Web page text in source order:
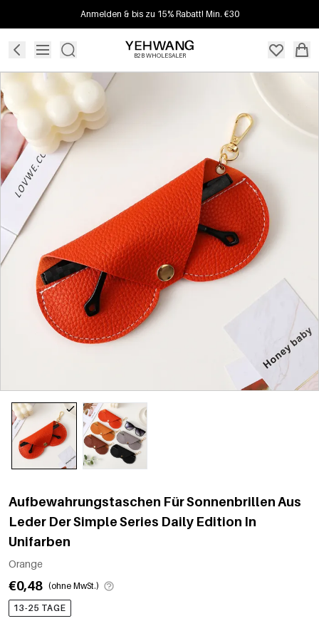
Anmelden & bis zu 15% Rabatt! Min. €30
B2B WHOLESALER
Aufbewahrungstaschen Für Sonnenbrillen Aus
Leder Der Simple Series Daily Edition In
Unifarben
Orange
€0,48 (ohne MwSt.)
13-25 TAGE